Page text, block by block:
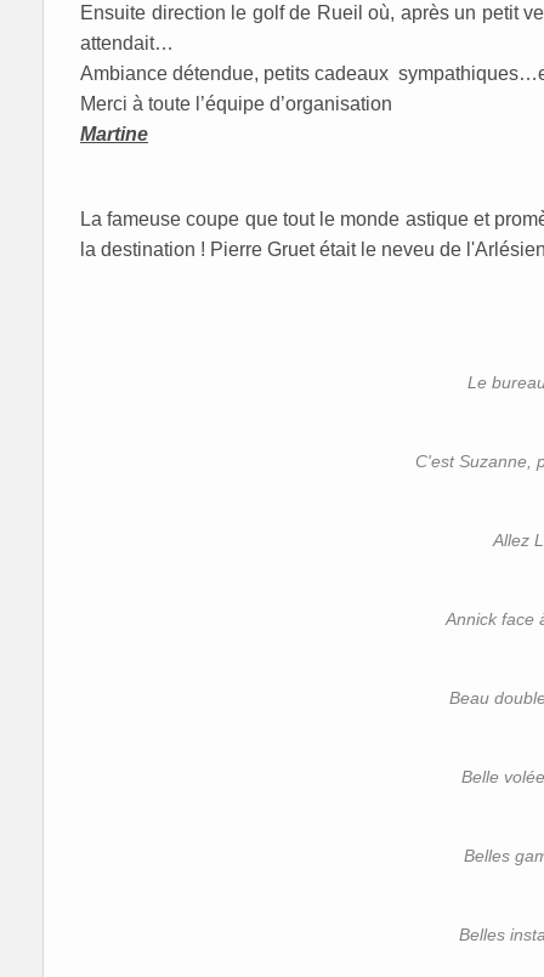
Ensuite direction le golf de Rueil où, après un petit
attendait…
Ambiance détendue, petits cadeaux
Merci à toute l’équipe d’organisation
Martine
La fameuse coupe que tout le monde astique et
la destination ! Pierre Gruet était le neveu de
Le
C'est Suzanne,
Allez
Annick face
Beau
Belle
Belles
Belles